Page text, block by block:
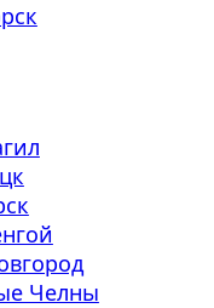
Челны